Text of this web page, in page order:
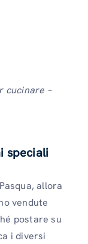
cucinare –
speciali
allora
vendute
postare su
i diversi